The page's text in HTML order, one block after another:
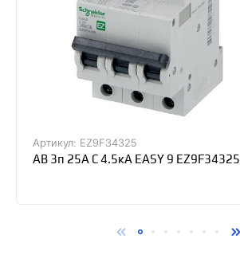
Артикул: EZ9F34325
АВ 3п 25А С 4.5кА EASY 9 EZ9F34325